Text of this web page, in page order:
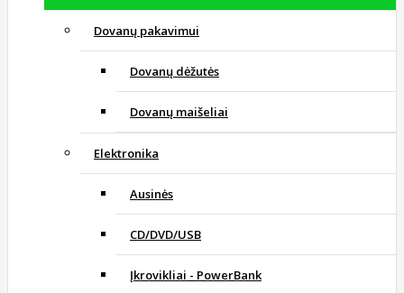
Dovanų pakavimui
Dovanų dėžutės
Dovanų maišeliai
Elektronika
Ausinės
CD/DVD/USB
Įkrovikliai - PowerBank